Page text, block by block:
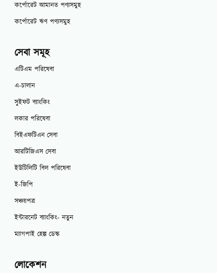
কর্পোরেট আমানত পণ্যসমুহ
কর্পোরেট ঋণ পণ্যসমুহ
সেবা সমূহ
এটিএম পরিষেবা
এ-চালান
সুইফট ব্যাংকিং
লকার পরিষেবা
বিইএফটিএন সেবা
আরটিজিএস সেবা
ইউটিলিটি বিল পরিষেবা
ই-জিপি
সঞ্চয়পত্র
ইন্টারনেট ব্যাংকিং- নতুন
ম্যাগপাই হেল্প ডেস্ক
লোকেশন